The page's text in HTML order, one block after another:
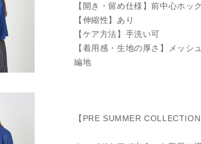
【開き・留め仕様】前中心ホッ
【伸縮性】あり
【ケア方法】手洗い可
【着用感・生地の厚さ】メッシ
編地
【PRE SUMMER COLLECTION